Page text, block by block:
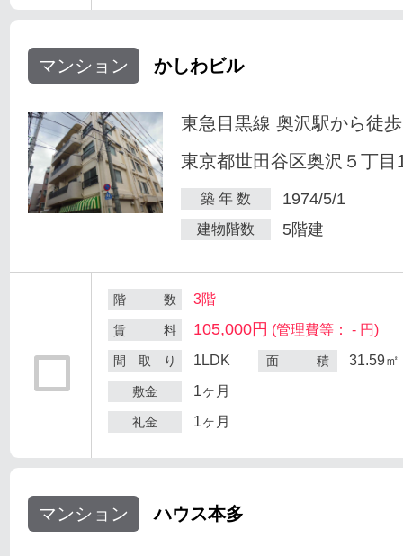
マンション かしわビル
東急目黒線 奥沢駅から徒
東京都世田谷区奥沢５丁目
築 年 数 1974/5/1
建物階数 5階建
階 数 3階
賃 料 105,000円 (管理費等： - 円)
間 取 り 1LDK 面 積 31.59㎡
敷金 1ヶ月
礼金 1ヶ月
マンション ハウス本多